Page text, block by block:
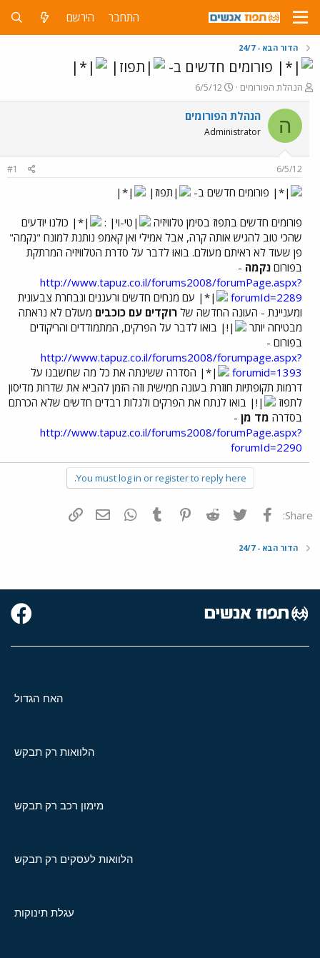
התחבר הירשם
הדור הבא - 24/7
פורומים חדשים ב-
פ
ו
ת
ח
ה
ש
א
הנהלת הפורומים
פ
ו
ר
ם
ר
6/5/12
ה הנהלת הפורומים
Administrator
6/5/12
#1
פורומים חדשים ב-
פורומים חדשים בתפוז בסימן טלוויזיה :
כולנו יודעים
שהכי טוב להגיש אותה קרה, אבל אמילי ואן קאמפ נותנת למונח "נקמה"
פן שעוד לא ראיתם מעולם. בואו לדבר על סדרת הטלוויזיה המרתקת
בפורום נקמה -
http://www.tapuz.co.il/forums2008/forumPage.aspx?
forumId=2289
עם מנחים חדשים ורעננים ונבחרת צבעונית
ומעניינת - העונה החדשה של רוקדים עם כוכבים מעולם לא נראתה
מבטיחה יותר
בואו לדבר על הפרקים, המתמודדים והריקודים
בפורום -
http://www.tapuz.co.il/forums2008/forumpage.aspx?
forumid=1393
הסדרה ששינתה את כל מה שחשבנו על
דרמות תקופתיות חוזרת בעונה חמישית וזה הזמן להביא את שדרות מדיסון
לתפוז
בואו לנתח את הפרקים ולגלות רבדים חדשים שלא הכרתם
בסדרה מד מן -
http://www.tapuz.co.il/forums2008/forumPage.aspx?
forumId=2290
You must log in or register to reply here.
Share: פייסבוק Twitter
Reddit
Pinterest
Tumblr
WhatsAppדואר אלקטרוני
הדור הבא - 24/7
האח הגדול
הלוואות רק תבקש
מימון רכב רק תבקש
הלוואות לעסקים רק תבקש
עגלת תינוקות